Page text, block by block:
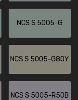
NCS S 5005-G
NCS S 5005-G80Y
NCS S 5005-R50B